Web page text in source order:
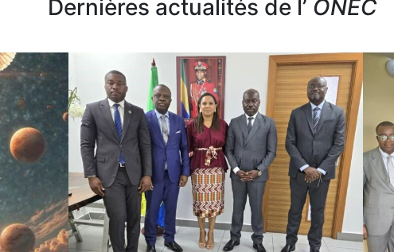
Dernières actualités de l’ ONEC